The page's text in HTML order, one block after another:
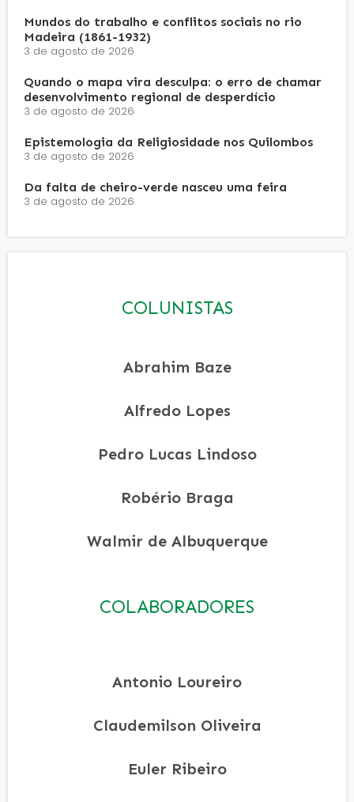
Mundos do trabalho e conflitos sociais no rio
Madeira (1861-1932)
3 de agosto de 2026
Quando o mapa vira desculpa: o erro de chamar
desenvolvimento regional de desperdício
3 de agosto de 2026
Epistemologia da Religiosidade nos Quilombos
3 de agosto de 2026
Da falta de cheiro-verde nasceu uma feira
3 de agosto de 2026
COLUNISTAS
Abrahim Baze
Alfredo Lopes
Pedro Lucas Lindoso
Robério Braga
Walmir de Albuquerque
COLABORADORES
Antonio Loureiro
Claudemilson Oliveira
Euler Ribeiro